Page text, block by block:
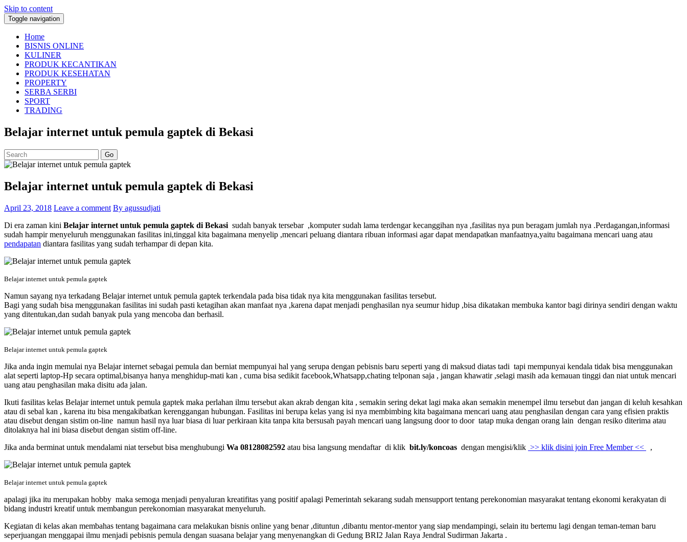
Skip to content
Toggle navigation
Home
BISNIS ONLINE
KULINER
PRODUK KECANTIKAN
PRODUK KESEHATAN
PROPERTY
SERBA SERBI
SPORT
TRADING
Belajar internet untuk pemula gaptek di Bekasi
Go
Belajar internet untuk pemula gaptek di Bekasi
April 23, 2018 Leave a comment By agussudjati
Di era zaman kini Belajar internet untuk pemula gaptek di Bekasi sudah banyak tersebar ,komputer sudah lama terdengar kecanggihan nya ,fasilitas nya pun beragam jumlah nya .Perdagangan,informasi
sudah hampir menyeluruh menggunakan fasilitas ini,tinggal kita bagaimana menyelip ,mencari peluang diantara ribuan informasi agar dapat mendapatkan manfaatnya,yaitu bagaimana mencari uang atau
pendapatan diantara fasilitas yang sudah terhampar di depan kita.
Belajar internet untuk pemula gaptek
Namun sayang nya terkadang Belajar internet untuk pemula gaptek terkendala pada bisa tidak nya kita menggunakan fasilitas tersebut.
Bagi yang sudah bisa menggunakan fasilitas ini sudah pasti ketagihan akan manfaat nya ,karena dapat menjadi penghasilan nya seumur hidup ,bisa dikatakan membuka kantor bagi dirinya sendiri dengan waktu
yang ditentukan,dan sudah banyak pula yang mencoba dan berhasil.
Belajar internet untuk pemula gaptek
Jika anda ingin memulai nya Belajar internet sebagai pemula dan berniat mempunyai hal yang serupa dengan pebisnis baru seperti yang di maksud diatas tadi tapi mempunyai kendala tidak bisa menggunakan
alat seperti laptop-Hp secara optimal,bisanya hanya menghidup-mati kan , cuma bisa sedikit facebook,Whatsapp,chating telponan saja , jangan khawatir ,selagi masih ada kemauan tinggi dan niat untuk mencari
uang atau penghasilan maka disitu ada jalan.
Ikuti fasilitas kelas Belajar internet untuk pemula gaptek maka perlahan ilmu tersebut akan akrab dengan kita , semakin sering dekat lagi maka akan semakin menempel ilmu tersebut dan jangan di keluh kesahkan
atau di sebal kan , karena itu bisa mengakibatkan kerenggangan hubungan. Fasilitas ini berupa kelas yang isi nya membimbing kita bagaimana mencari uang atau penghasilan dengan cara yang efisien praktis
atau disebut dengan sistim on-line namun hasil nya luar biasa di luar perkiraan kita tanpa kita bersusah payah mencari uang langsung door to door tatap muka dengan orang lain dengan resiko diterima atau
ditolaknya hal ini biasa disebut dengan sistim off-line.
Jika anda berminat untuk mendalami niat tersebut bisa menghubungi Wa 08128082592 atau bisa langsung mendaftar di klik bit.ly/koncoas dengan mengisi/klik >> klik disini join Free Member << ,
Belajar internet untuk pemula gaptek
apalagi jika itu merupakan hobby maka semoga menjadi penyaluran kreatifitas yang positif apalagi Pemerintah sekarang sudah mensupport tentang perekonomian masyarakat tentang ekonomi kerakyatan di
bidang industri kreatif untuk membangun perekonomian masyarakat menyeluruh.
Kegiatan di kelas akan membahas tentang bagaimana cara melakukan bisnis online yang benar ,dituntun ,dibantu mentor-mentor yang siap mendampingi, selain itu bertemu lagi dengan teman-teman baru
seperjuangan menggapai ilmu menjadi pebisnis pemula dengan suasana belajar yang menyenangkan di Gedung BRI2 Jalan Raya Jendral Sudirman Jakarta .